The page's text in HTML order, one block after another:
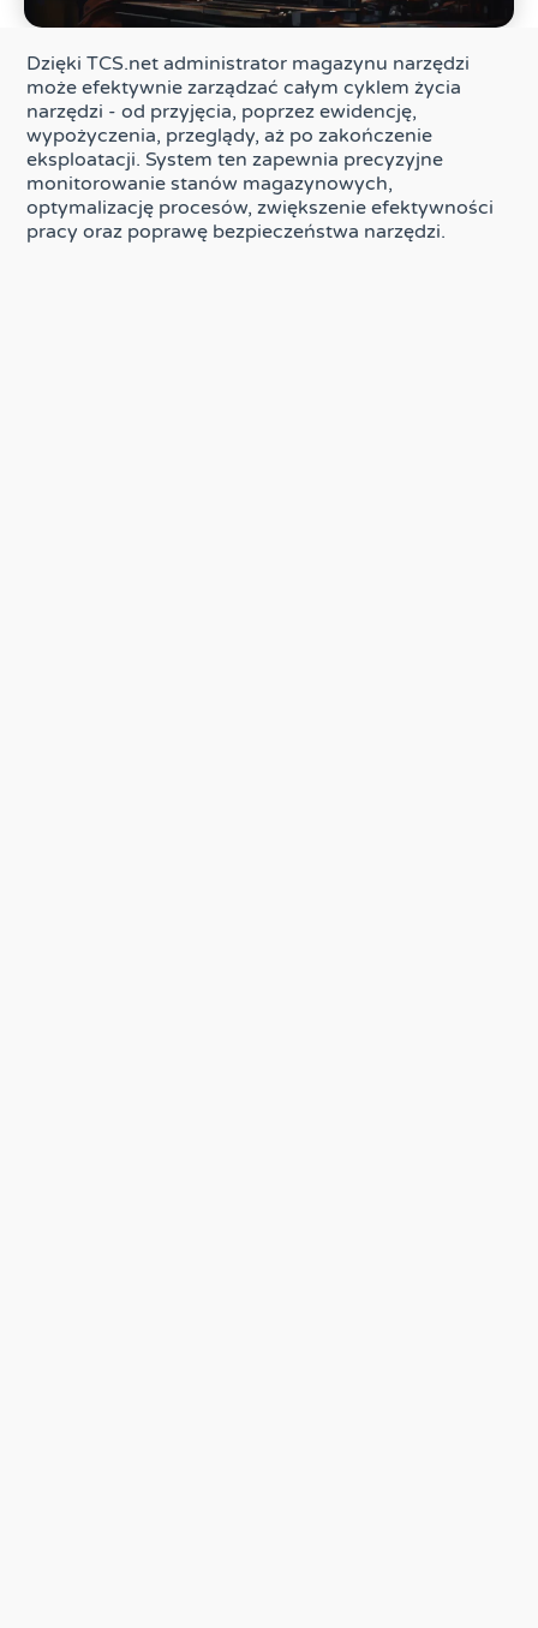
Dzięki TCS.net administrator magazynu narzędzi
może efektywnie zarządzać całym cyklem życia
narzędzi - od przyjęcia, poprzez ewidencję,
wypożyczenia, przeglądy, aż po zakończenie
eksploatacji. System ten zapewnia precyzyjne
monitorowanie stanów magazynowych,
optymalizację procesów, zwiększenie efektywności
pracy oraz poprawę bezpieczeństwa narzędzi.